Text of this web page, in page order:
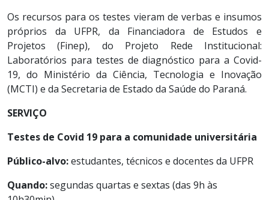
Os recursos para os testes vieram de verbas e insumos
próprios da UFPR, da Financiadora de Estudos e
Projetos (Finep), do Projeto Rede Institucional:
Laboratórios para testes de diagnóstico para a Covid-
19, do Ministério da Ciência, Tecnologia e Inovação
(MCTI) e da Secretaria de Estado da Saúde do Paraná.
SERVIÇO
Testes de Covid 19 para a comunidade universitária
Público-alvo:estudantes, técnicos e docentes da UFPR
Quando:segundas quartas e sextas (das 9h às